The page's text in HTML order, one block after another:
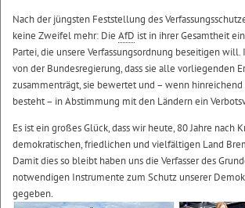
Nach der jüngsten Feststellung des
keine Zweifel mehr: Die AfD ist in ihrer Gesamtheit
Partei, die unsere Verfassungsordnung beseitigen
von der Bundesregierung, dass sie alle vorliegenden
zusammenträgt, sie bewertet und – wenn hinreichend
besteht – in Abstimmung mit den Ländern ein
Es ist ein großes Glück, dass wir heute, 80 Jahre nach
demokratischen, friedlichen und vielfältigen Land
Damit dies so bleibt haben uns die Verfasser des
notwendigen Instrumente zum Schutz unserer
gegeben.